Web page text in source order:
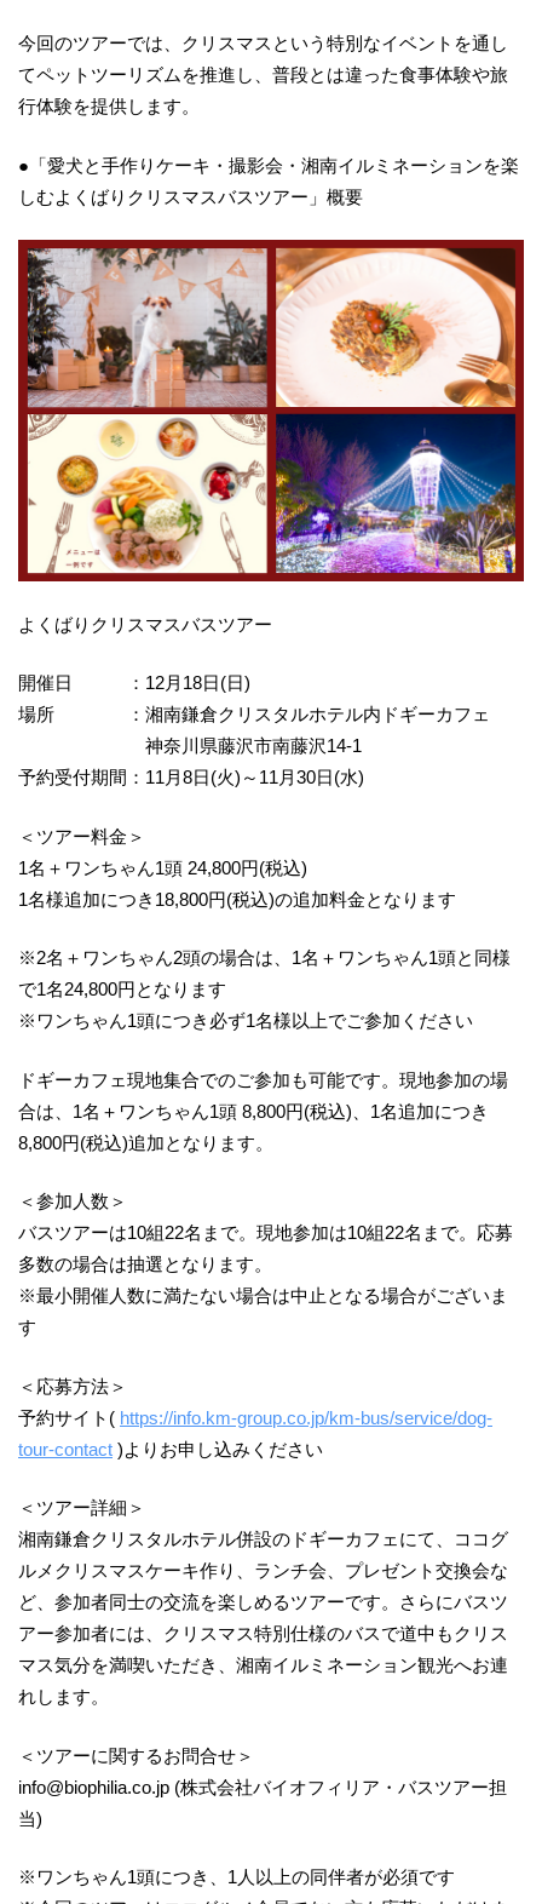
今回のツアーでは、クリスマスという特別なイベントを通し
てペットツーリズムを推進し、普段とは違った食事体験や旅
行体験を提供します。
●「愛犬と手作りケーキ・撮影会・湘南イルミネーションを楽
しむよくばりクリスマスバスツアー」概要
よくばりクリスマスバスツアー
開催日 ：12月18日(日)
場所 ：湘南鎌倉クリスタルホテル内ドギーカフェ
神奈川県藤沢市南藤沢14-1
予約受付期間：11月8日(火)～11月30日(水)
＜ツアー料金＞
1名＋ワンちゃん1頭 24,800円(税込)
1名様追加につき18,800円(税込)の追加料金となります
※2名＋ワンちゃん2頭の場合は、1名＋ワンちゃん1頭と同様
で1名24,800円となります
※ワンちゃん1頭につき必ず1名様以上でご参加ください
ドギーカフェ現地集合でのご参加も可能です。現地参加の場
合は、1名＋ワンちゃん1頭 8,800円(税込)、1名追加につき
8,800円(税込)追加となります。
＜参加人数＞
バスツアーは10組22名まで。現地参加は10組22名まで。応募
多数の場合は抽選となります。
※最小開催人数に満たない場合は中止となる場合がございま
す
＜応募方法＞
予約サイト( https://info.km-group.co.jp/km-bus/service/dog-
tour-contact )よりお申し込みください
＜ツアー詳細＞
湘南鎌倉クリスタルホテル併設のドギーカフェにて、ココグ
ルメクリスマスケーキ作り、ランチ会、プレゼント交換会な
ど、参加者同士の交流を楽しめるツアーです。さらにバスツ
アー参加者には、クリスマス特別仕様のバスで道中もクリス
マス気分を満喫いただき、湘南イルミネーション観光へお連
れします。
＜ツアーに関するお問合せ＞
info@biophilia.co.jp (株式会社バイオフィリア・バスツアー担
当)
※ワンちゃん1頭につき、1人以上の同伴者が必須です